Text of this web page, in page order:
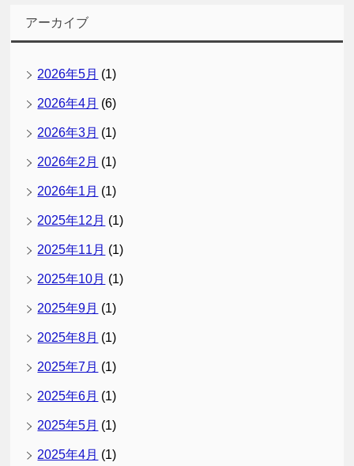
アーカイブ
2026年5月 (1)
2026年4月 (6)
2026年3月 (1)
2026年2月 (1)
2026年1月 (1)
2025年12月 (1)
2025年11月 (1)
2025年10月 (1)
2025年9月 (1)
2025年8月 (1)
2025年7月 (1)
2025年6月 (1)
2025年5月 (1)
2025年4月 (1)